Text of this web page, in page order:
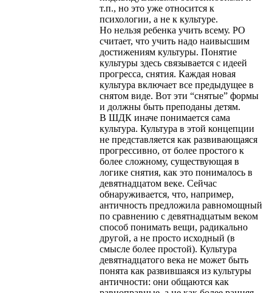
т.п., но это уже относится к
психологии, а не к культуре.
Но нельзя ребенка учить всему. РО
считает, что учить надо наивысшим
достижениям культуры. Понятие
культуры здесь связывается с идеей
прогресса, снятия. Каждая новая
культура включает все предыдущее в
снятом виде. Вот эти “снятые” формы
и должны быть преподаны детям.
В ШДК иначе понимается сама
культура. Культура в этой концепции
не представляется как развивающаяся
прогрессивно, от более простого к
более сложному, существующая в
логике снятия, как это понималось в
девятнадцатом веке. Сейчас
обнаруживается, что, например,
античность предложила равномощный
по сравнению с девятнадцатым веком
способ понимать вещи, радикально
другой, а не просто исходный (в
смысле более простой). Культура
девятнадцатого века не может быть
понята как развившаяся из культуры
античности: они общаются как